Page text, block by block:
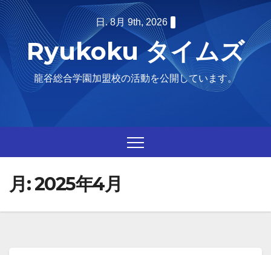
Skip
to
content
日. 8月 9th, 2026
Ryukoku タイムズ
龍谷総合学園加盟校の活動を公開しています。
月:2025年4月